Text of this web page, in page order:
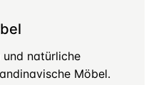
und natürliche
Möbel.